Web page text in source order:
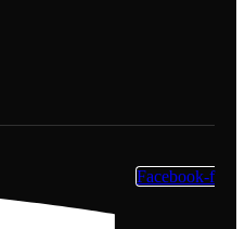
Facebook-f